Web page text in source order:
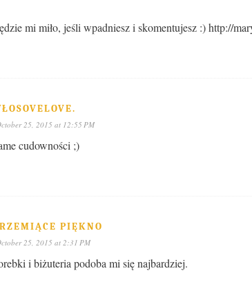
mi miło, jeśli wpadniesz i skomentujesz :) http://
25, 2015 at 12:55 PM
cudowności ;)
PIĘKNO
25, 2015 at 2:31 PM
i biżuteria podoba mi się najbardziej.